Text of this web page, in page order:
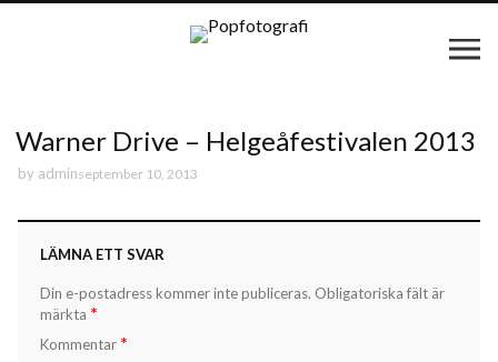
Warner Drive – Helgeåfestivalen 2013
by adminseptember 10, 2013
LÄMNA ETT SVAR
Din e-postadress kommer inte publiceras. Obligatoriska fält är
märkta *
Kommentar *